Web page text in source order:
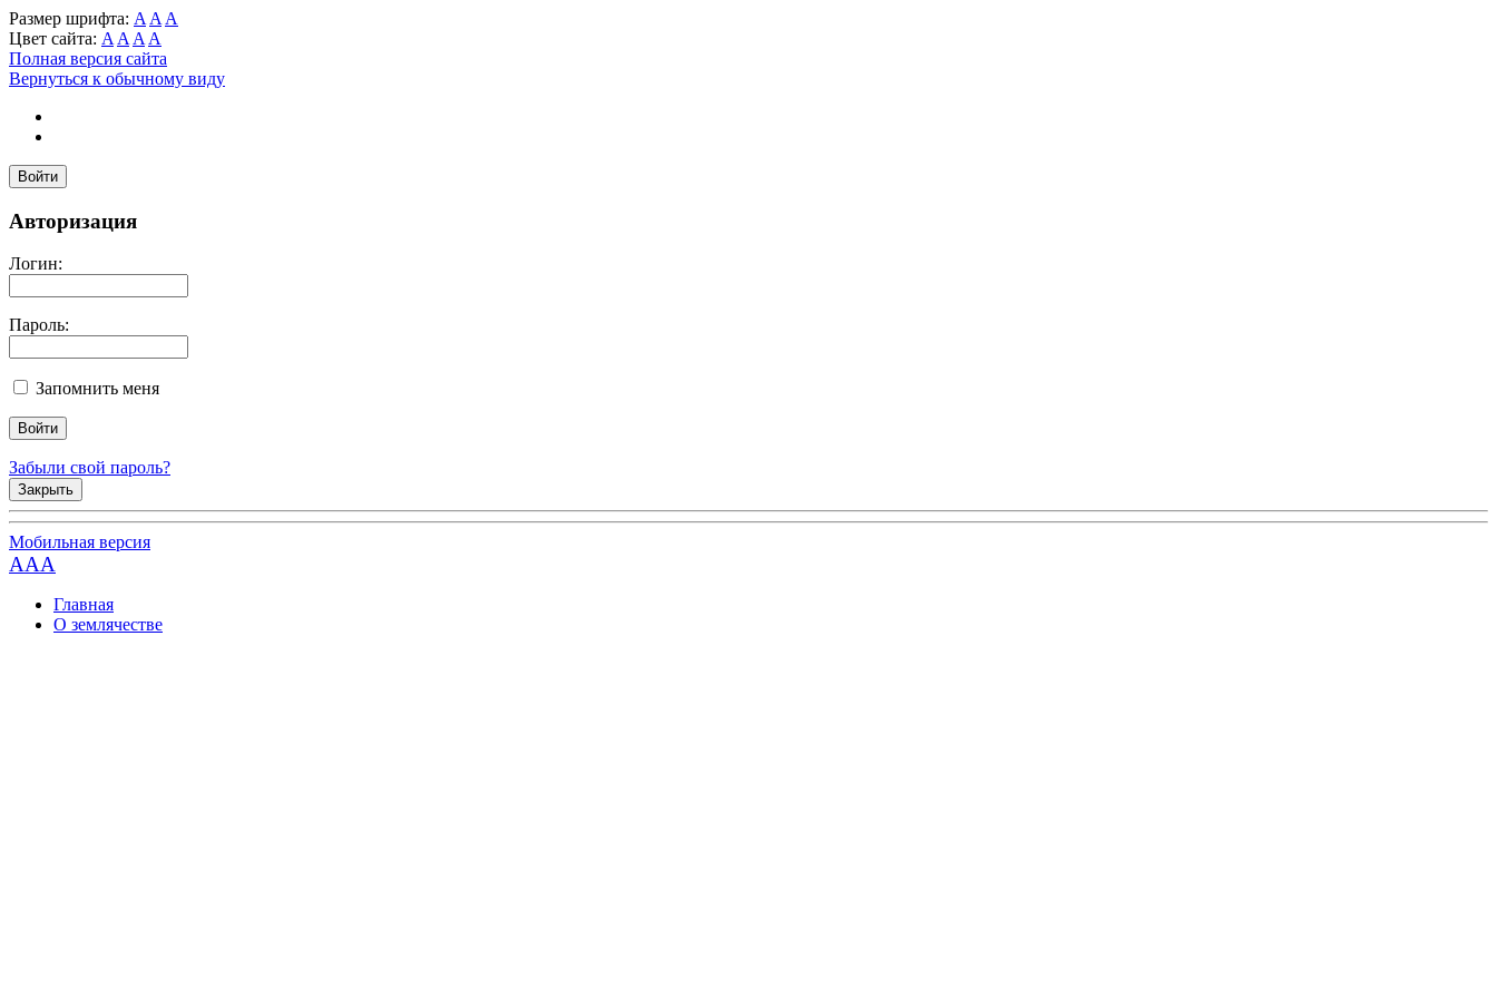
Размер шрифта: A A A
Цвет сайта: A A A A
Полная версия сайта
Вернуться к обычному виду
Войти
Авторизация
Логин:
Пароль:
Запомнить меня
Забыли свой пароль?
Закрыть
Мобильная версия
AAA
Главная
О землячестве